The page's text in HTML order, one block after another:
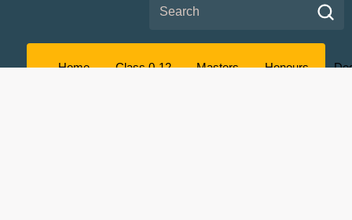
Home Class 0-12 Masters Honours